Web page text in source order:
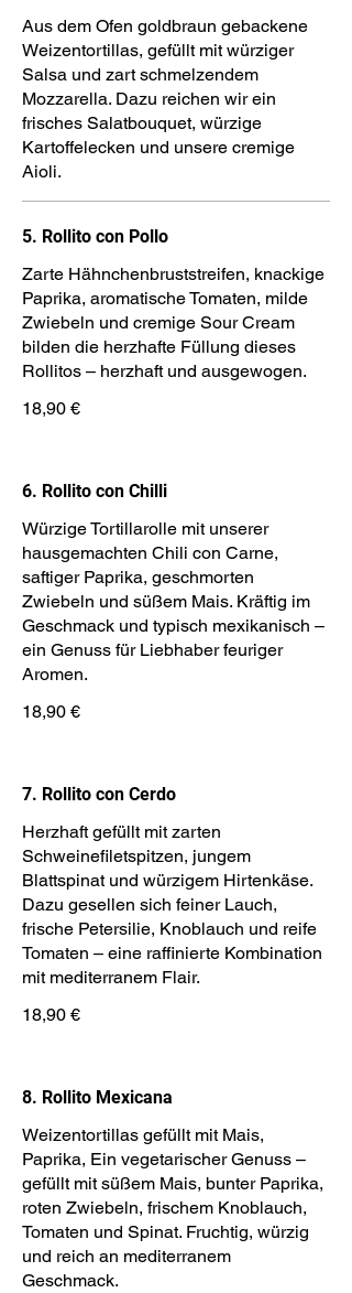
Aus dem Ofen goldbraun gebackene
Weizentortillas, gefüllt mit würziger
Salsa und zart schmelzendem
Mozzarella. Dazu reichen wir ein
frisches Salatbouquet, würzige
Kartoffelecken und unsere cremige
Aioli.
5. Rollito con Pollo
Zarte Hähnchenbruststreifen, knackige
Paprika, aromatische Tomaten, milde
Zwiebeln und cremige Sour Cream
bilden die herzhafte Füllung dieses
Rollitos – herzhaft und ausgewogen.
18,90 €
6. Rollito con Chilli
Würzige Tortillarolle mit unserer
hausgemachten Chili con Carne,
saftiger Paprika, geschmorten
Zwiebeln und süßem Mais. Kräftig im
Geschmack und typisch mexikanisch –
ein Genuss für Liebhaber feuriger
Aromen.
18,90 €
7. Rollito con Cerdo
Herzhaft gefüllt mit zarten
Schweinefiletspitzen, jungem
Blattspinat und würzigem Hirtenkäse.
Dazu gesellen sich feiner Lauch,
frische Petersilie, Knoblauch und reife
Tomaten – eine raffinierte Kombination
mit mediterranem Flair.
18,90 €
8. Rollito Mexicana
Weizentortillas gefüllt mit Mais,
Paprika, Ein vegetarischer Genuss –
gefüllt mit süßem Mais, bunter Paprika,
roten Zwiebeln, frischem Knoblauch,
Tomaten und Spinat. Fruchtig, würzig
und reich an mediterranem
Geschmack.